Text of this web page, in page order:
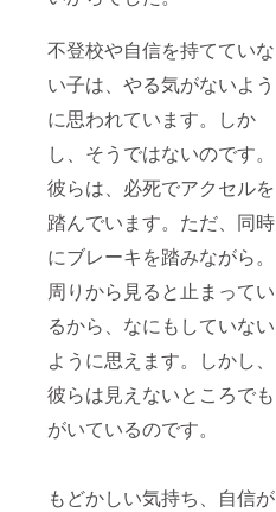
不登校や自信を持てていな
い子は、やる気がないよう
に思われています。しか
し、そうではないのです。
彼らは、必死でアクセルを
踏んでいます。ただ、同時
にブレーキを踏みながら。
周りから見ると止まってい
るから、なにもしていない
ように思えます。しかし、
彼らは見えないところでも
がいているのです。
もどかしい気持ち、自信が